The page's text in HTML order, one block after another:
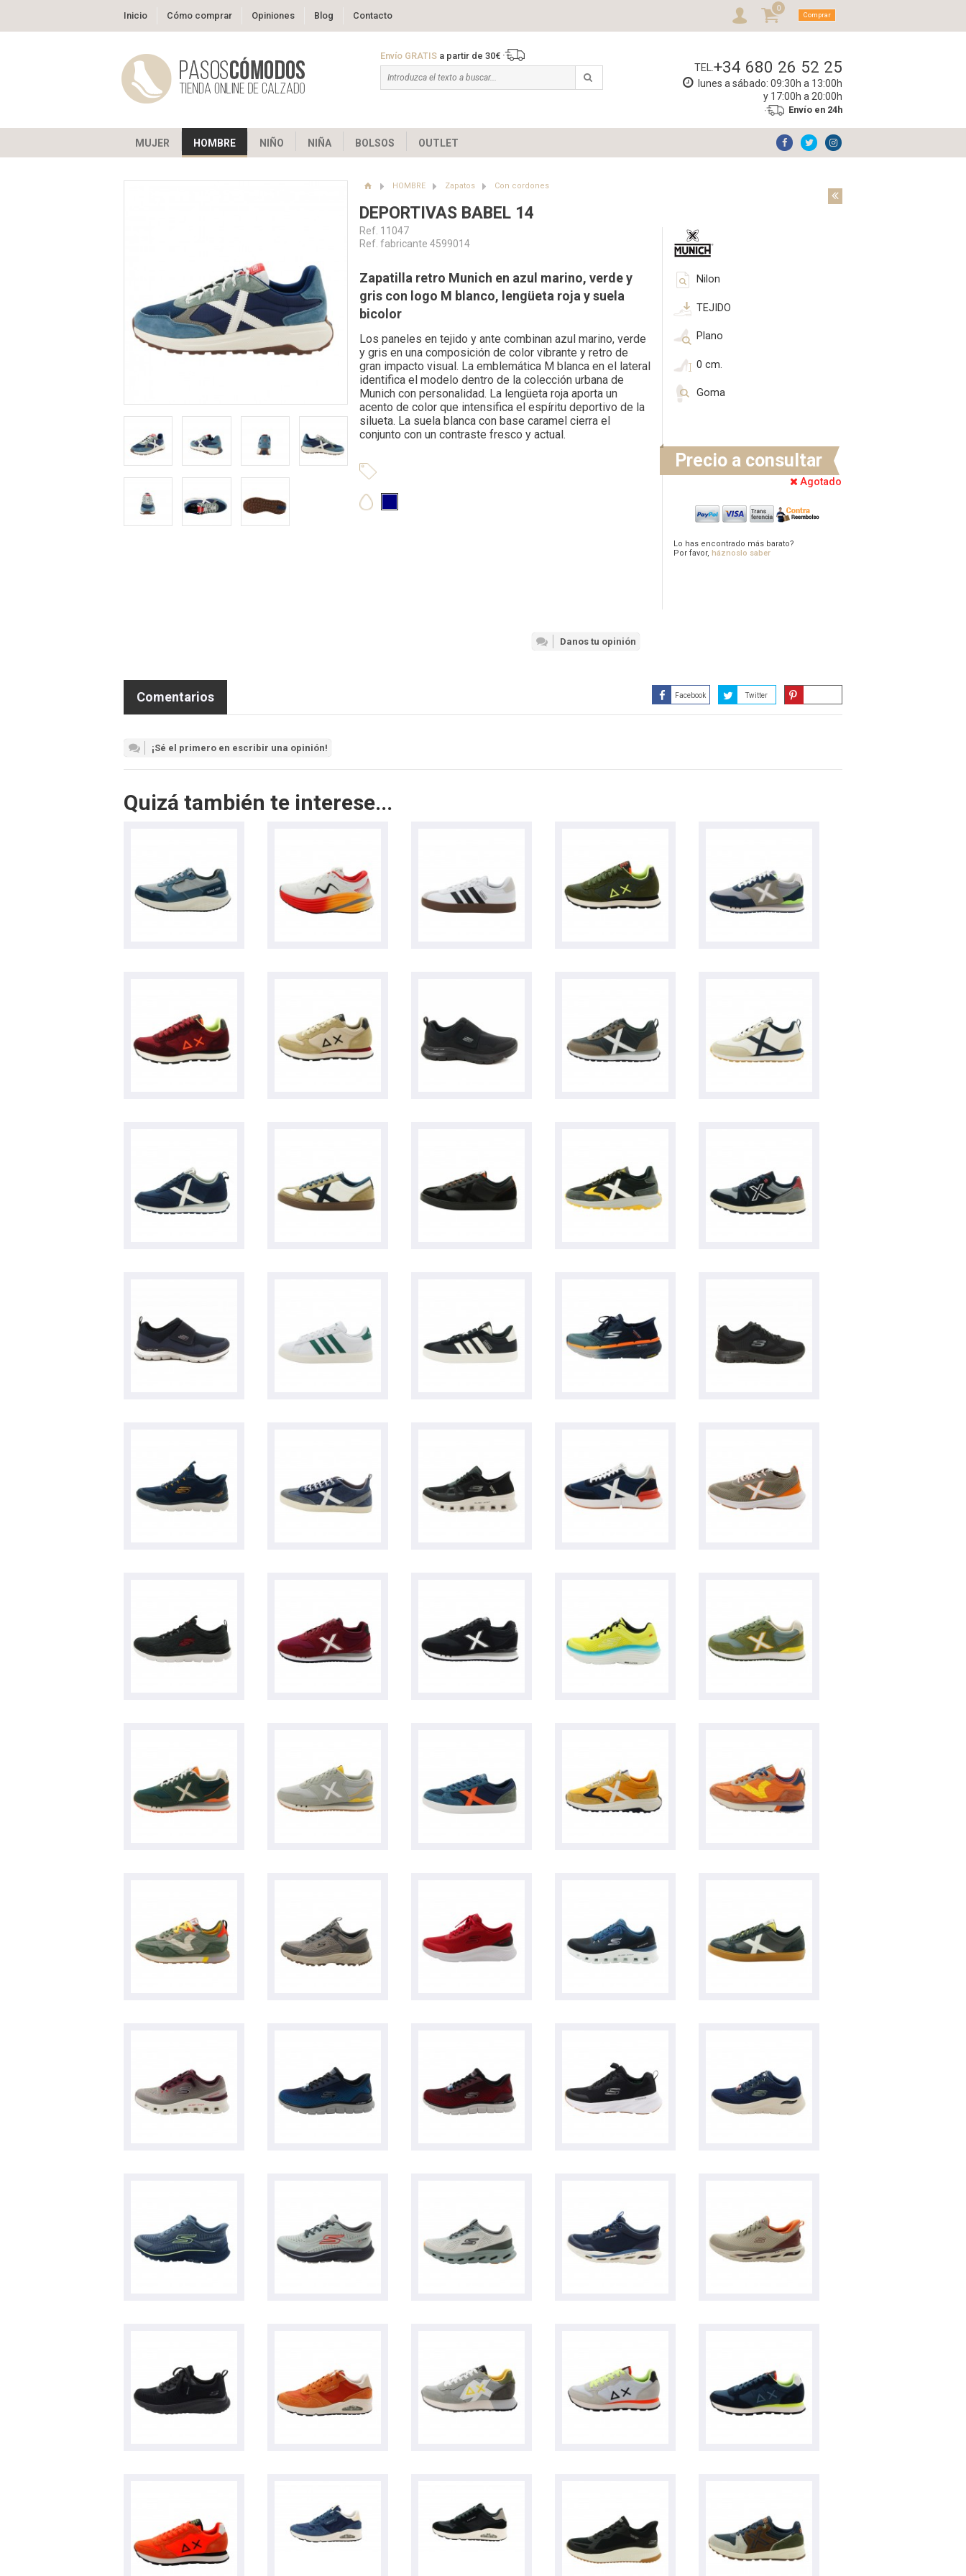
Inicio Cómo comprar Opiniones Blog Contacto
0
Comprar
Envío GRATISa partir de 30€
TEL.+34 680 26 52 25
lunes a sábado: 09:30h a 13:00h
y 17:00h a 20:00h
Envío en 24h
MUJER HOMBRE NIÑO NIÑA BOLSOS OUTLET
HOMBRE Zapatos Con cordones
DEPORTIVAS BABEL 14
Ref. 11047
Ref. fabricante 4599014
Zapatilla retro Munich en azul marino, verde y
gris con logo M blanco, lengüeta roja y suela
bicolor
Los paneles en tejido y ante combinan azul marino, verde
y gris en una composición de color vibrante y retro de
gran impacto visual. La emblemática M blanca en el lateral
identifica el modelo dentro de la colección urbana de
Munich con personalidad. La lengüeta roja aporta un
acento de color que intensifica el espíritu deportivo de la
silueta. La suela blanca con base caramel cierra el
conjunto con un contraste fresco y actual.
Danos tu opinión
Nilon
TEJIDO
Plano
0 cm.
Goma
Precio a consultar
Agotado
Lo has encontrado más barato?
Por favor, háznoslo saber
Facebook Twitter
Comentarios
¡Sé el primero en escribir una opinión!
Quizá también te interese...